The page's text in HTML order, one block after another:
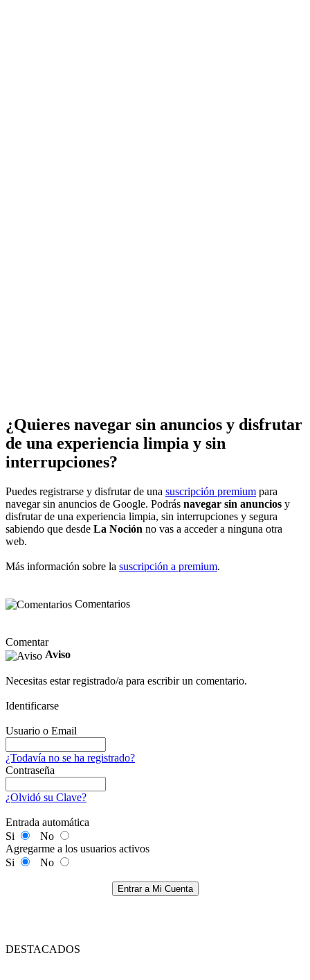
¿Quieres navegar sin anuncios y disfrutar
de una experiencia limpia y sin
interrupciones?
Puedes registrarse y disfrutar de una suscripción premium para
navegar sin anuncios de Google. Podrás navegar sin anuncios y
disfrutar de una experiencia limpia, sin interrupciones y segura
sabiendo que desde La Noción no vas a acceder a ninguna otra
web.
Más información sobre la suscripción a premium.
Comentarios
Comentar
Aviso
Necesitas estar registrado/a para escribir un comentario.
Identificarse
Usuario o Email
¿Todavía no se ha registrado?
Contraseña
¿Olvidó su Clave?
Entrada automática
Si
No
Agregarme a los usuarios activos
Si
No
Entrar a Mi Cuenta
DESTACADOS